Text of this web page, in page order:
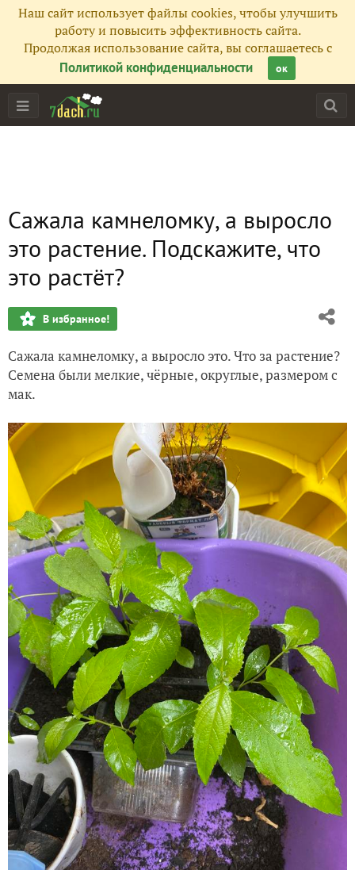
Наш сайт использует файлы cookies, чтобы улучшить
работу и повысить эффективность сайта.
Продолжая использование сайта, вы соглашаетесь с
Политикой конфиденциальности
ок
Сажала камнеломку, а выросло
это растение. Подскажите, что
это растёт?
В избранное!
Сажала камнеломку, а выросло это. Что за растение?
Семена были мелкие, чёрные, округлые, размером с
мак.